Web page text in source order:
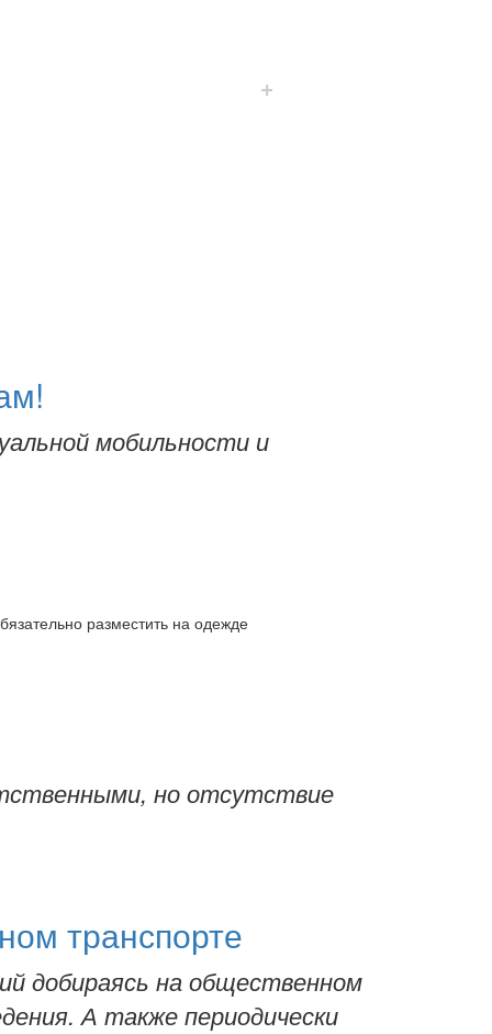
+
мобильности и
разместить на одежде
но отсутствие
транспорте
добираясь на общественном
А также периодически